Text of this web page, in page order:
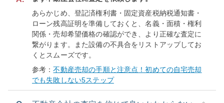
あらかじめ、登記済権利書・固定資産税納税通知書・
ローン残高証明を準備しておくと、名義・面積・権利
関係・売却希望価格の確認ができ、より正確な査定に
繋がります。また設備の不具合をリストアップしてお
くとスムーズです。
参考：不動産売却の手順と注意点！初めての自宅売却
でも失敗しない5ステップ